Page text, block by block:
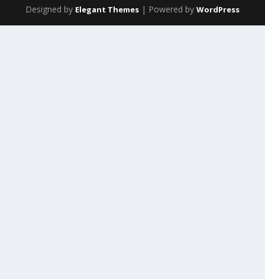
Designed by Elegant Themes | Powered by WordPress